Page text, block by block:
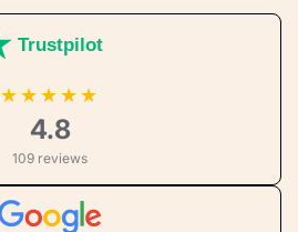
Trustpilot
★★★★★
4.8
109 reviews